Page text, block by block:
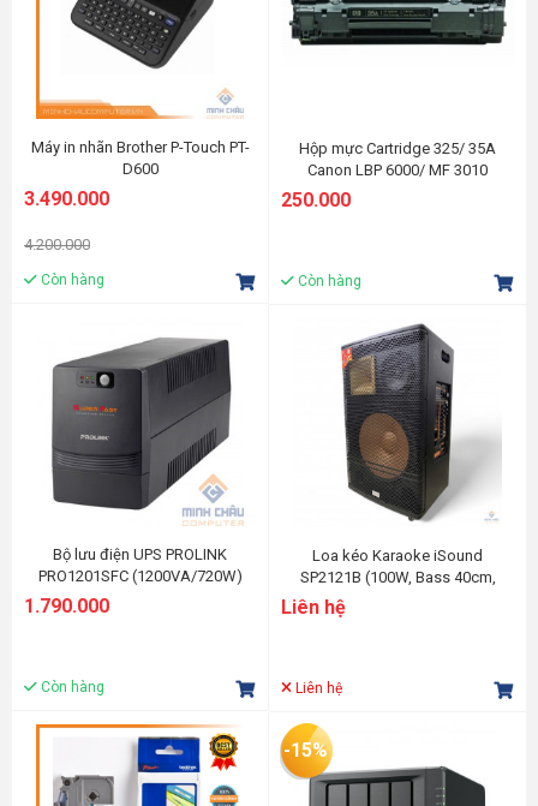
Máy in nhãn Brother P-Touch PT-
D600
3.490.000
4.200.000
Còn hàng
Hộp mực Cartridge 325/ 35A
Canon LBP 6000/ MF 3010
250.000
Còn hàng
Bộ lưu điện UPS PROLINK
PRO1201SFC (1200VA/720W)
1.790.000
Còn hàng
Loa kéo Karaoke iSound
SP2121B (100W, Bass 40cm,
Micro, Bluetooth, USB, FM, SD
Liên hệ
Liên hệ
-15%